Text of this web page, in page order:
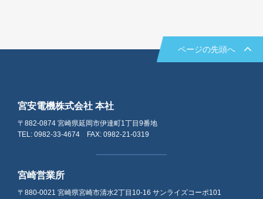
ページの先頭へ
宮安電機株式会社 本社
〒882-0874 宮崎県延岡市伊達町1丁目9番地
TEL: 0982-33-4674 FAX: 0982-21-0319
宮崎営業所
〒880-0021 宮崎県宮崎市清水2丁目10-16 サンライズコーポ101